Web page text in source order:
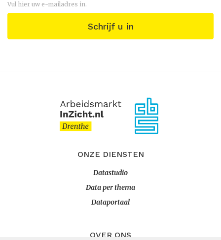
Vul hier uw e-mailadres in.
Schrijf u in
ONZE DIENSTEN
Datastudio
Data per thema
Dataportaal
OVER ONS